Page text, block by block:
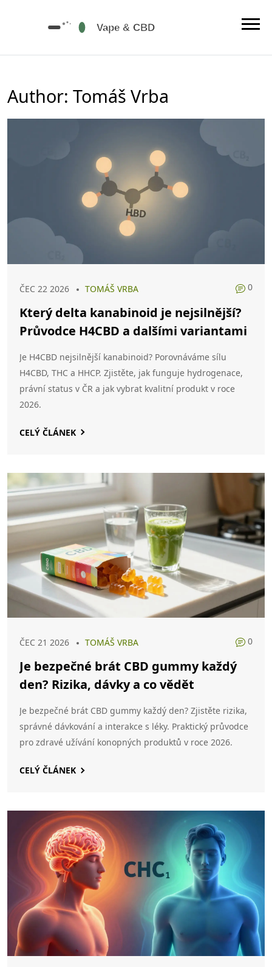
Author: Tomáš Vrba
ČEC 22 2026 TOMÁŠ VRBA 0
Který delta kanabinoid je nejsilnější?
Průvodce H4CBD a dalšími variantami
Je H4CBD nejsilnější kanabinoid? Porovnáváme sílu
H4CBD, THC a HHCP. Zjistěte, jak funguje hydrogenace,
právní status v ČR a jak vybrat kvalitní produkt v roce
2026.
CELÝ ČLÁNEK
ČEC 21 2026 TOMÁŠ VRBA 0
Je bezpečné brát CBD gummy každý
den? Rizika, dávky a co vědět
Je bezpečné brát CBD gummy každý den? Zjistěte rizika,
správné dávkování a interakce s léky. Praktický průvodce
pro zdravé užívání konopných produktů v roce 2026.
CELÝ ČLÁNEK